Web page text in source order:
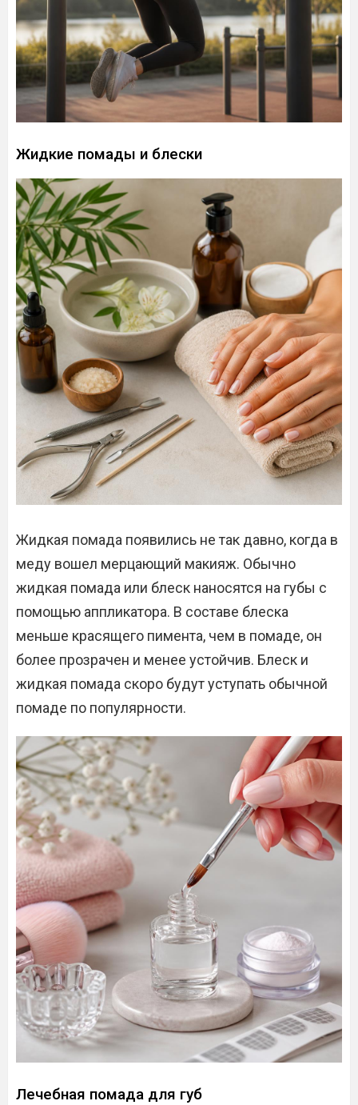
Жидкие помады и блески
Жидкая помада появились не так давно, когда в
меду вошел мерцающий макияж. Обычно
жидкая помада или блеск наносятся на губы с
помощью аппликатора. В составе блеска
меньше красящего пимента, чем в помаде, он
более прозрачен и менее устойчив. Блеск и
жидкая помада скоро будут уступать обычной
помаде по популярности.
Лечебная помада для губ